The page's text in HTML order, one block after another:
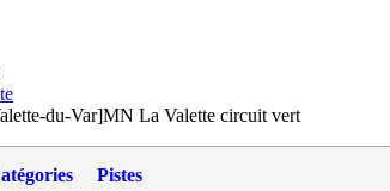
du-Var]MN La Valette circuit vert
Pistes